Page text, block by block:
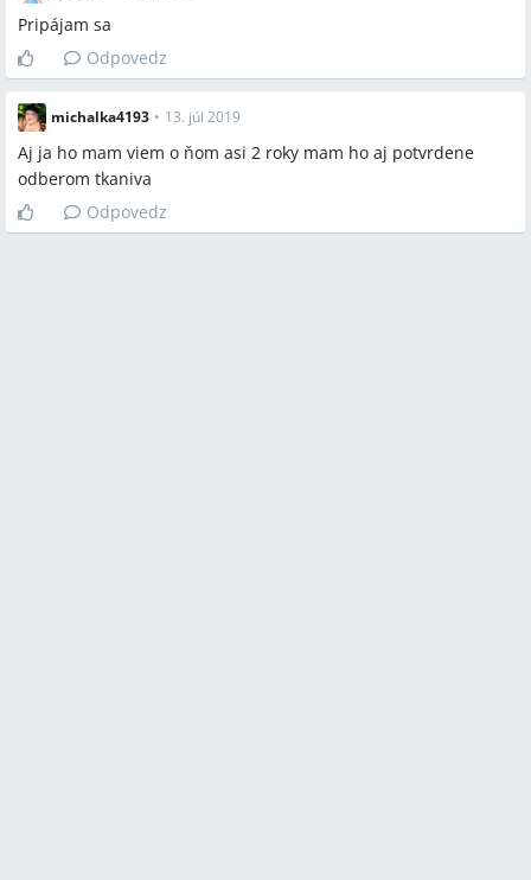
Pripájam sa
Odpovedz
michalka4193 • 13. júl 2019
Aj ja ho mam viem o ňom asi 2 roky mam ho aj potvrdene
odberom tkaniva
Odpovedz